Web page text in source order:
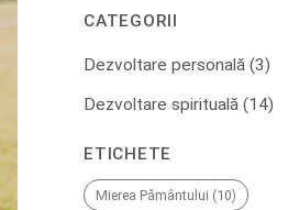
CATEGORII
Dezvoltare personală (3)
Dezvoltare spirituală (14)
ETICHETE
Mierea Pământului (10)